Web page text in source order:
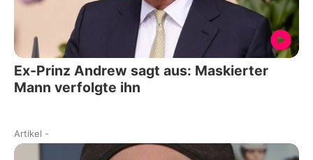
Ex-Prinz Andrew sagt aus: Maskierter
Mann verfolgte ihn
Artikel -